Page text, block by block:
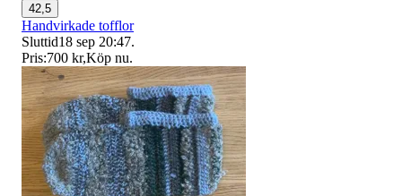
42,5
Handvirkade tofflor
Sluttid18 sep 20:47.
Pris:700 kr,Köp nu.